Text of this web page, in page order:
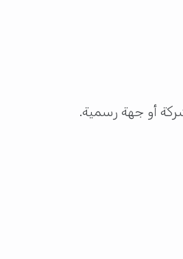
أو جهة رسمية.